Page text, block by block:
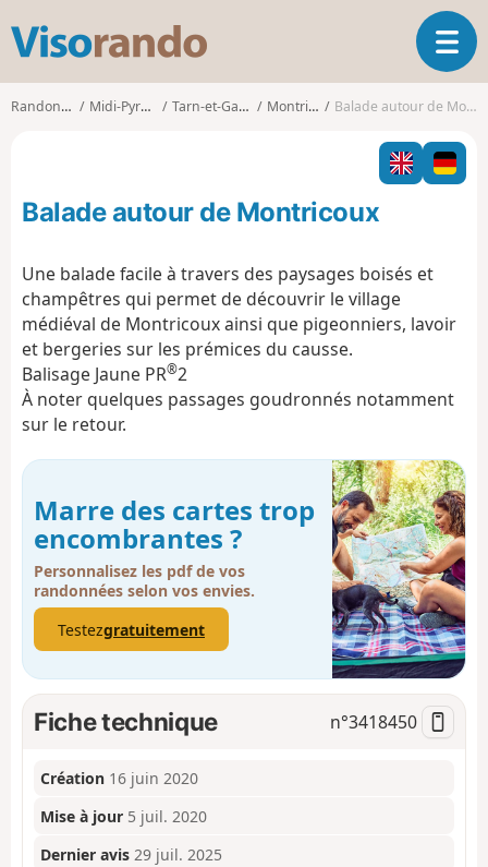
s
o
o
O
u
v
i
r
l
g
i
Randonnées Midi-Pyrénées Tarn-et-Garonne Montricoux Balade autour de Montricoux
Balade autour de Montricoux
Une balade facile à travers des paysages boisés et
champêtres qui permet de découvrir le village
médiéval de Montricoux ainsi que pigeonniers, lavoir
et bergeries sur les prémices du causse.
Balisage Jaune PR®2
À noter quelques passages goudronnés notamment
sur le retour.
Marre des cartes trop
encombrantes ?
Personnalisez les pdf de vos
randonnées selon vos envies.
Testezgratuitement
Fiche technique n°3418450
Création 16 juin 2020
Mise à jour 5 juil. 2020
Dernier avis 29 juil. 2025